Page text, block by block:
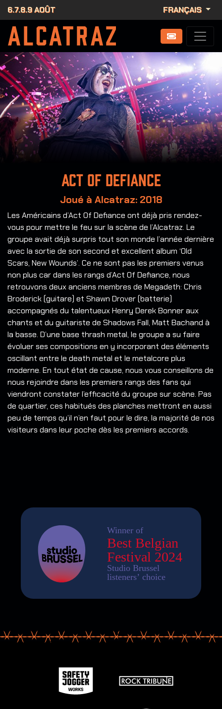
6.7.8.9 AOÛT FRANÇAIS
Act of Defiance
Joué à Alcatraz: 2018
Les Américains d’Act Of Defiance ont déjà pris rendez-
vous pour mettre le feu sur la scène de l’Alcatraz. Le
groupe avait déjà surpris tout son monde l’année dernière
avec la sortie de son second et excellent album ‘Old
Scars, New Wounds’. Ce ne sont pas les premiers venus
non plus car dans les rangs d’Act Of Defiance, nous
retrouvons deux anciens membres de Megadeth: Chris
Broderick (guitare) et Shawn Drover (batterie)
accompagnés du talentueux Henry Derek Bonner aux
chants et du guitariste de Shadows Fall, Matt Bachand à
la basse. D’une base thrash metal, le groupe a su faire
évoluer ses compositions en y incorporant des éléments
oscillant entre le death metal et le metalcore plus
moderne. En tout état de cause, nous vous conseillons de
nous rejoindre dans les premiers rangs des fans qui
viendront constater l’efficacité du groupe sur scène. Pas
de quartier, ces habitués des planches mettront en aussi
peu de temps qu’il n’en faut pour le dire, la majorité de nos
visiteurs dans leur poche dès les premiers accords.